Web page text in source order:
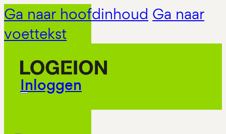
Ga naar hoofdinhoud Ga naar
voettekst
Inloggen